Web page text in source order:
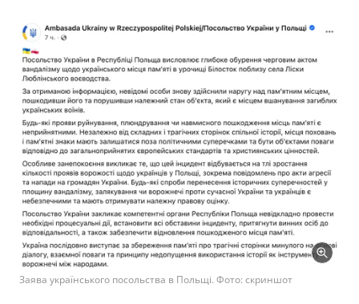
Заява українського посольства в Польщі. Фото: скриншот